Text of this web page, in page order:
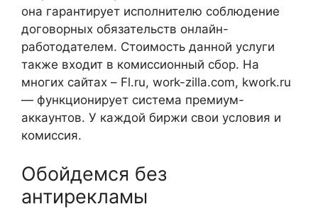
она гарантирует исполнителю соблюдение
договорных обязательств онлайн-
работодателем. Стоимость данной услуги
также входит в комиссионный сбор. На
многих сайтах – Fl.ru, work-zilla.com, kwork.ru
— функционирует система премиум-
аккаунтов. У каждой биржи свои условия и
комиссия.
Обойдемся без
антирекламы